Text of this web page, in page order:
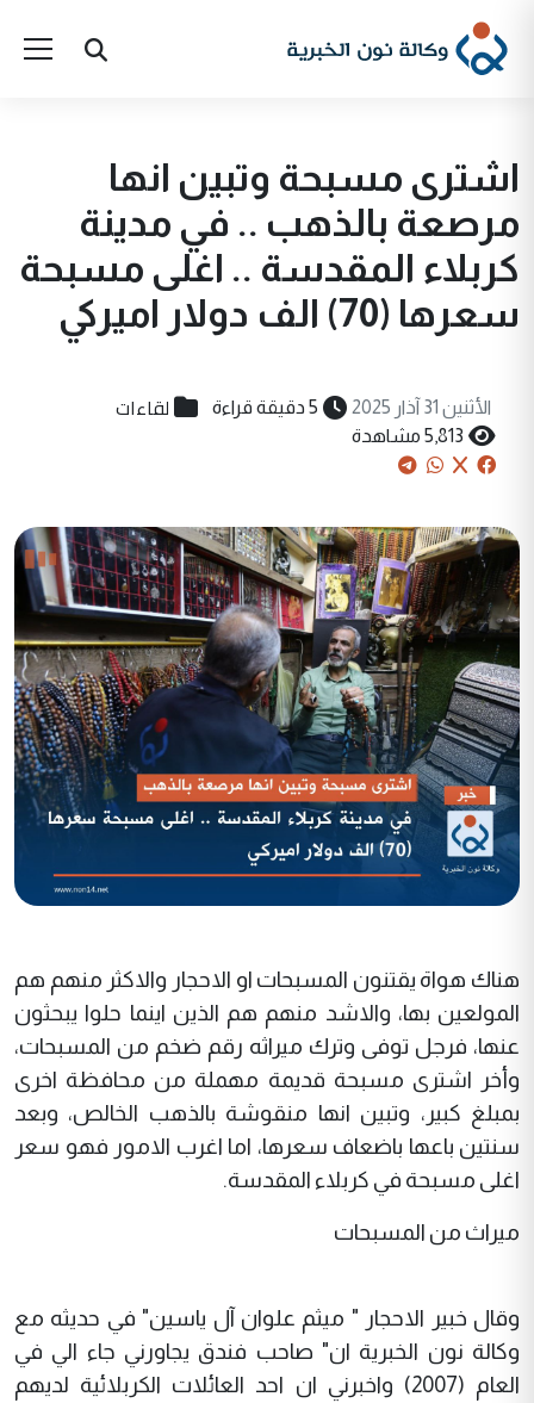
اشترى مسبحة وتبين انها
مرصعة بالذهب .. في مدينة
كربلاء المقدسة .. اغلى مسبحة
سعرها (70) الف دولار اميركي
الأثنين 31 آذار 2025 5 دقيقة قراءة لقاءات
5,813 مشاهدة
هناك هواة يقتنون المسبحات او الاحجار والاكثر منهم هم
المولعين بها، والاشد منهم هم الذين اينما حلوا يبحثون
عنها، فرجل توفى وترك ميراثه رقم ضخم من المسبحات،
وأخر اشترى مسبحة قديمة مهملة من محافظة اخرى
بمبلغ كبير، وتبين انها منقوشة بالذهب الخالص، وبعد
سنتين باعها باضعاف سعرها، اما اغرب الامور فهو سعر
اغلى مسبحة في كربلاء المقدسة.
ميراث من المسبحات
وقال خبير الاحجار " ميثم علوان آل ياسين" في حديثه مع
وكالة نون الخبرية ان" صاحب فندق يجاورني جاء الي في
العام (2007) واخبرني ان احد العائلات الكربلائية لديهم